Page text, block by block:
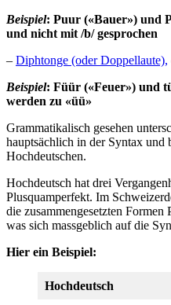
Beispiel: Puur («Bauer») und
und nicht mit /b/ gesprochen
– Diphtonge (oder Doppellaute),
Beispiel: Füür («Feuer») und
werden zu «üü»
Grammatikalisch gesehen
hauptsächlich in der Syntax und
Hochdeutschen.
Hochdeutsch hat drei
Plusquamperfekt. Im
die zusammengesetzten
was sich massgeblich auf die
Hier ein Beispiel:
Hochdeutsch